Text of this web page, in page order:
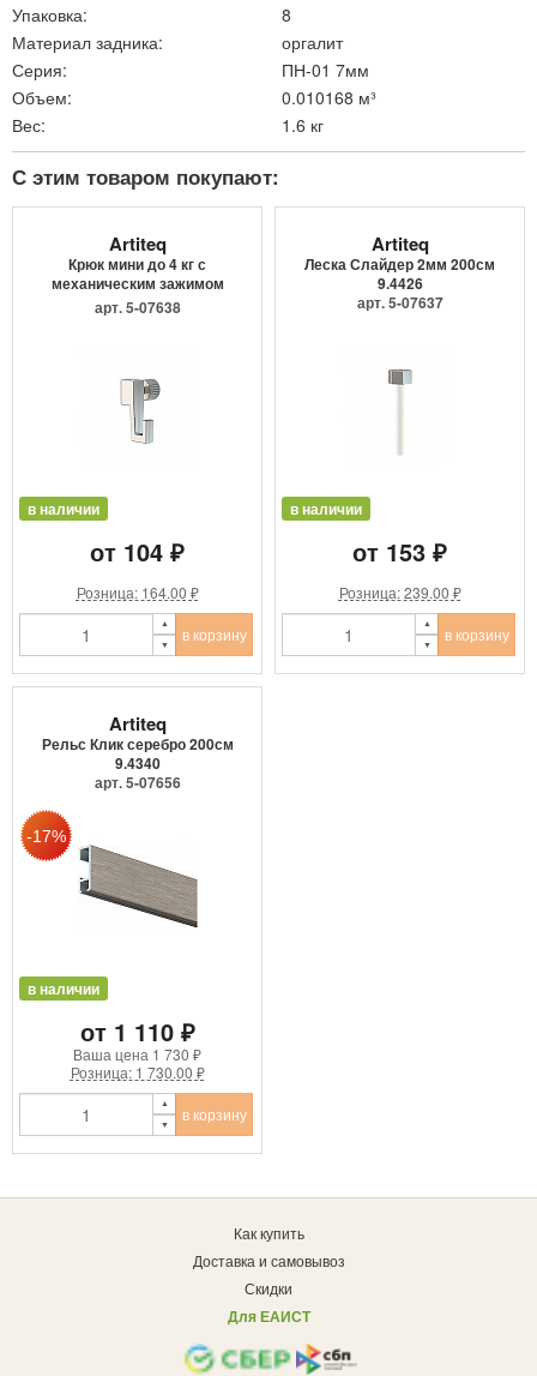
Упаковка:
8
Материал задника:
оргалит
Серия:
ПН-01 7мм
Объем:
0.010168 м³
Вес:
1.6 кг
С этим товаром покупают:
Artiteq
Крюк мини до 4 кг с
механическим зажимом
9.4205
арт. 5-07638
в наличии
от 104 ₽
Розница: 164.00 ₽
в корзину
Artiteq
Леска Слайдер 2мм 200см
9.4426
арт. 5-07637
в наличии
от 153 ₽
Розница: 239.00 ₽
в корзину
Artiteq
Рельс Клик серебро 200см
9.4340
арт. 5-07656
в наличии
от 1 110 ₽
Ваша цена 1 730 ₽
Розница: 1 730.00 ₽
в корзину
Как купить
Доставка и самовывоз
Скидки
Для ЕАИСТ